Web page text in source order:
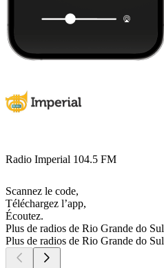
Radio Imperial 104.5 FM
Scannez le code,
Téléchargez l’app,
Écoutez.
Plus de radios de Rio Grande do Sul
Plus de radios de Rio Grande do Sul